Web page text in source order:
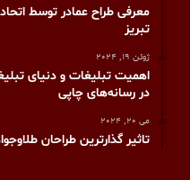
معرفی طراح عمادر توسط
تبریز
ژوئن 19, 2024
اهمیت تبلیغات و دنیای
در رسانه‌های چاپی
می 20, 2024
تاثیر گذارترین طراحان